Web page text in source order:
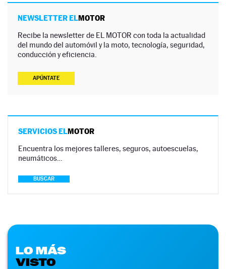
NEWSLETTER ELMOTOR
Recibe la newsletter de EL MOTOR con toda la actualidad
del mundo del automóvil y la moto, tecnología, seguridad,
conducción y eficiencia.
APÚNTATE
SERVICIOS ELMOTOR
Encuentra los mejores talleres, seguros, autoescuelas,
neumáticos…
BUSCAR
LO MÁS
VISTO